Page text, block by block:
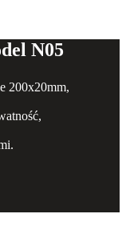
N05
200x20mm,